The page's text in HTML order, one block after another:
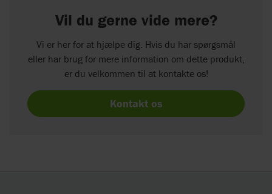
Vil du gerne vide mere?
Vi er her for at hjælpe dig. Hvis du har spørgsmål
eller har brug for mere information om dette produkt,
er du velkommen til at kontakte os!
Kontakt os